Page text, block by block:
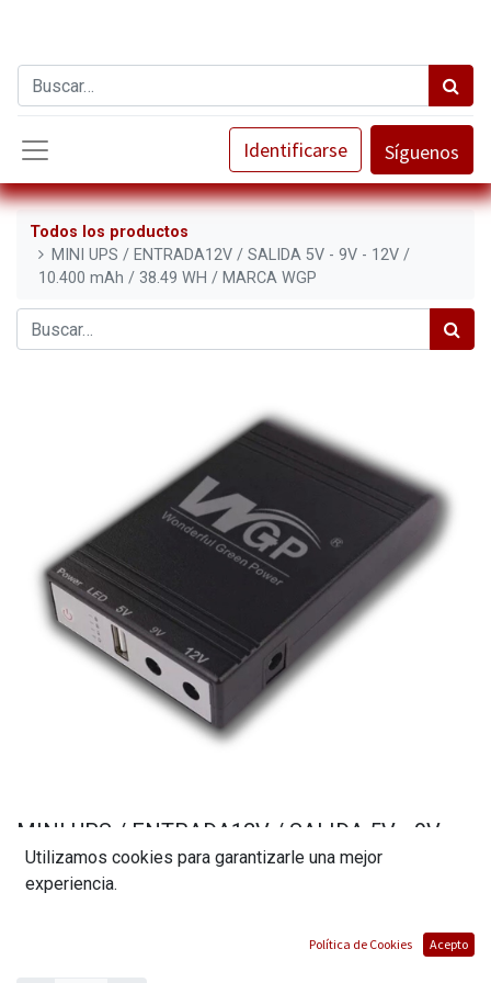
Identificarse Síguenos
Todos los productos
MINI UPS / ENTRADA12V / SALIDA 5V - 9V - 12V /
10.400 mAh / 38.49 WH / MARCA WGP
MINI UPS / ENTRADA12V / SALIDA 5V - 9V -
12V / 10.400 mAh / 38.49 WH / MARCA WGP
Utilizamos cookies para garantizarle una mejor
experiencia.
Política de Cookies Acepto